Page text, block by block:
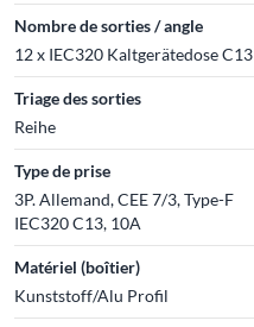
Nombre de sorties / angle
12 x IEC320 Kaltgerätedose C13
Triage des sorties
Reihe
Type de prise
3P. Allemand, CEE 7/3, Type-F
IEC320 C13, 10A
Matériel (boîtier)
Kunststoff/Alu Profil